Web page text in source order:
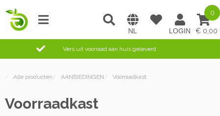
0,00
0
Vers uit voorraad aan huis geleverd
/ Alle producten / AANBIEDINGEN / Voorraadkast
Voorraadkast